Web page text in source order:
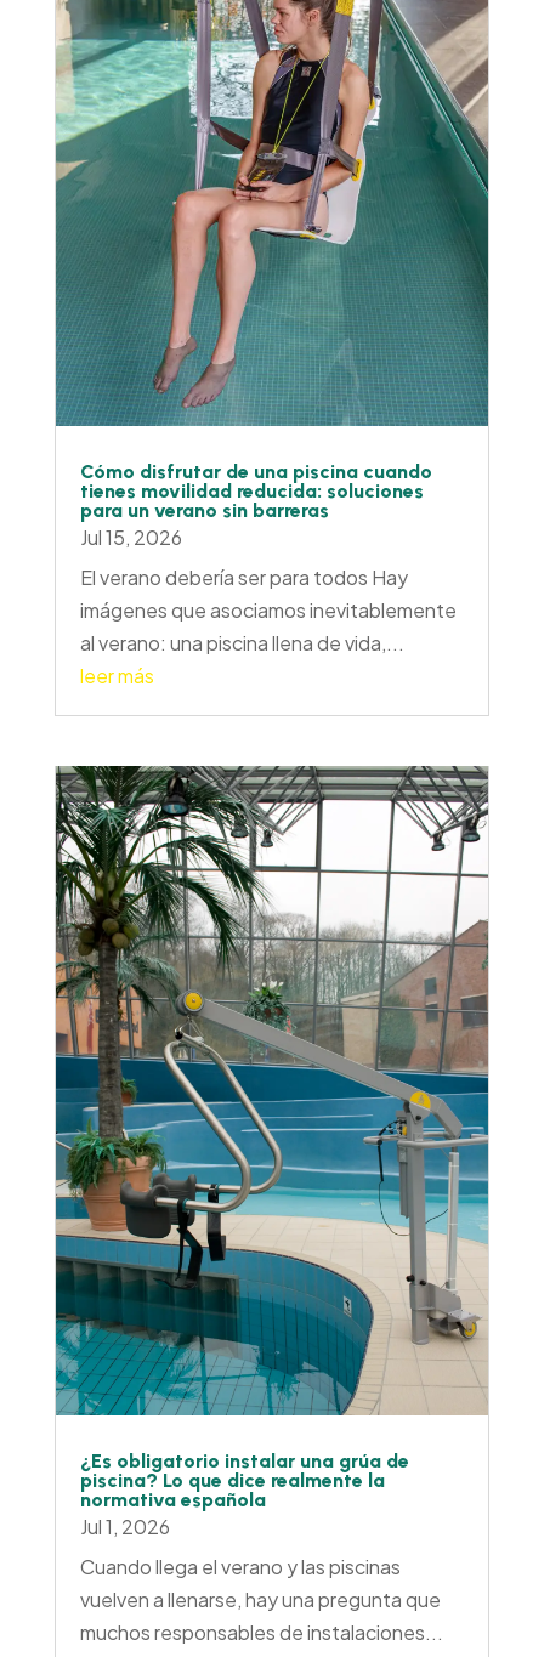
Cómo disfrutar de una piscina cuando
tienes movilidad reducida: soluciones
para un verano sin barreras
Jul 15, 2026
El verano debería ser para todos Hay
imágenes que asociamos inevitablemente
al verano: una piscina llena de vida,...
leer más
¿Es obligatorio instalar una grúa de
piscina? Lo que dice realmente la
normativa española
Jul 1, 2026
Cuando llega el verano y las piscinas
vuelven a llenarse, hay una pregunta que
muchos responsables de instalaciones...